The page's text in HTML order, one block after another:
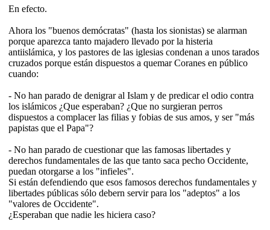
En efecto.
Ahora los "buenos demócratas" (hasta los sionistas) se alarman
porque aparezca tanto majadero llevado por la histeria
antiislámica, y los pastores de las iglesias condenan a unos tarados
cruzados porque están dispuestos a quemar Coranes en público
cuando:
- No han parado de denigrar al Islam y de predicar el odio contra
los islámicos ¿Que esperaban? ¿Que no surgieran perros
dispuestos a complacer las filias y fobias de sus amos, y ser "más
papistas que el Papa"?
- No han parado de cuestionar que las famosas libertades y
derechos fundamentales de las que tanto saca pecho Occidente,
puedan otorgarse a los "infieles".
Si están defendiendo que esos famosos derechos fundamentales y
libertades públicas sólo debern servir para los "adeptos" a los
"valores de Occidente".
¿Esperaban que nadie les hiciera caso?